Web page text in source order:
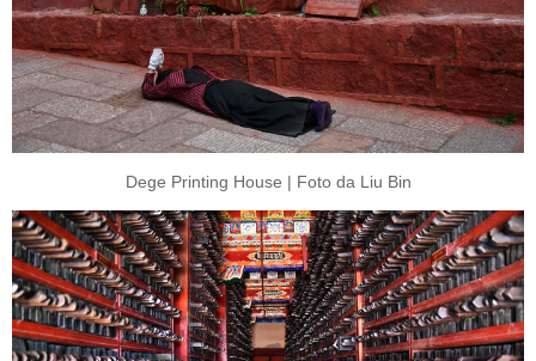
Dege Printing House | Foto da Liu Bin